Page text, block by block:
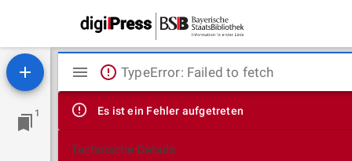
1
Mirador
Viewer
TypeError: Failed to fetch
Es ist ein Fehler aufgetreten
Technische Details